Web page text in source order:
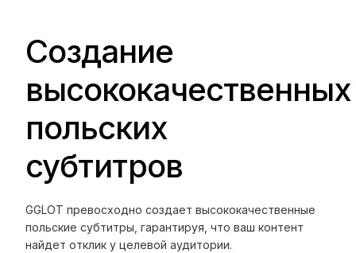
Создание
высококачественных
польских
субтитров
GGLOT превосходно создает высококачественные
польские субтитры, гарантируя, что ваш контент
найдет отклик у целевой аудитории.